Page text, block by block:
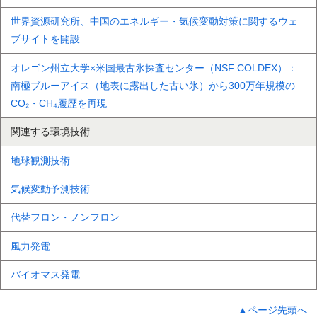
世界資源研究所、中国のエネルギー・気候変動対策に関するウェ
ブサイトを開設
オレゴン州立大学×米国最古氷探査センター（NSF COLDEX）：
南極ブルーアイス（地表に露出した古い氷）から300万年規模の
CO₂・CH₄履歴を再現
関連する環境技術
地球観測技術
気候変動予測技術
代替フロン・ノンフロン
風力発電
バイオマス発電
▲ページ先頭へ